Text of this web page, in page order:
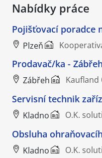
Nabídky práce
Pojišťovací poradce
Plzeň
Prodavač/ka -
Zábřeh Kaufland
Servisní technik
Kladno O.K.
Obsluha
Kladno O.K.